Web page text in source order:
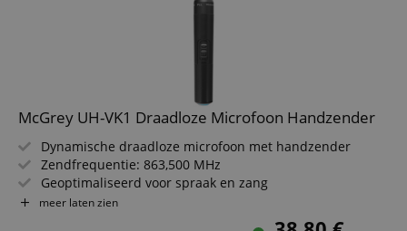
McGrey UH-VK1 Draadloze Microfoon Handzender
Dynamische draadloze microfoon met handzender
Zendfrequentie: 863,500 MHz
Geoptimaliseerd voor spraak en zang
Ligt prettig in de hand
meer laten zien